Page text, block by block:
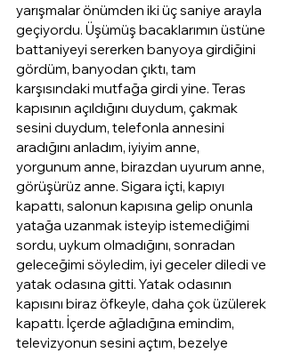
yarışmalar önümden iki üç saniye arayla
geçiyordu. Üşümüş bacaklarımın üstüne
battaniyeyi sererken banyoya girdiğini
gördüm, banyodan çıktı, tam
karşısındaki mutfağa girdi yine. Teras
kapısının açıldığını duydum, çakmak
sesini duydum, telefonla annesini
aradığını anladım, iyiyim anne,
yorgunum anne, birazdan uyurum anne,
görüşürüz anne. Sigara içti, kapıyı
kapattı, salonun kapısına gelip onunla
yatağa uzanmak isteyip istemediğimi
sordu, uykum olmadığını, sonradan
geleceğimi söyledim, iyi geceler diledi ve
yatak odasına gitti. Yatak odasının
kapısını biraz öfkeyle, daha çok üzülerek
kapattı. İçerde ağladığına emindim,
televizyonun sesini açtım, bezelye